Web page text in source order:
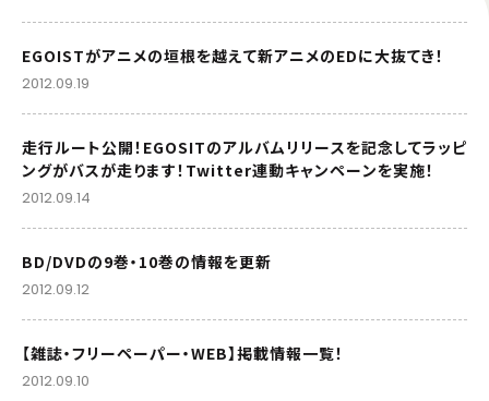
EGOISTがアニメの垣根を越えて新アニメのEDに大抜てき！
2012.09.19
走行ルート公開！EGOSITのアルバムリリースを記念してラッピ
ングがバスが走ります！Twitter連動キャンペーンを実施！
2012.09.14
BD/DVDの9巻・10巻の情報を更新
2012.09.12
【雑誌・フリーペーパー・WEB】掲載情報一覧！
2012.09.10